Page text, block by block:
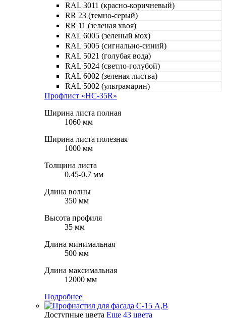
RAL 3011 (красно-коричневый)
RR 23 (темно-серый)
RR 11 (зеленая хвоя)
RAL 6005 (зеленый мох)
RAL 5005 (сигнально-синий)
RAL 5021 (голубая вода)
RAL 5024 (светло-голубой)
RAL 6002 (зеленая листва)
RAL 5002 (ультрамарин)
Профлист «НС-35R»
Ширина листа полная
1060 мм
Ширина листа полезная
1000 мм
Толщина листа
0.45-0.7 мм
Длина волны
350 мм
Высота профиля
35 мм
Длина минимальная
500 мм
Длина максимальная
12000 мм
Подробнее
Доступные цвета Еще 43 цвета